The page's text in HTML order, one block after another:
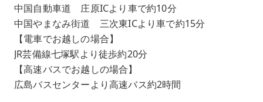
中国自動車道 庄原ICより車で約10分
中国やまなみ街道 三次東ICより車で約15分
【電車でお越しの場合】
JR芸備線七塚駅より徒歩約20分
【高速バスでお越しの場合】
広島バスセンターより高速バス約2時間